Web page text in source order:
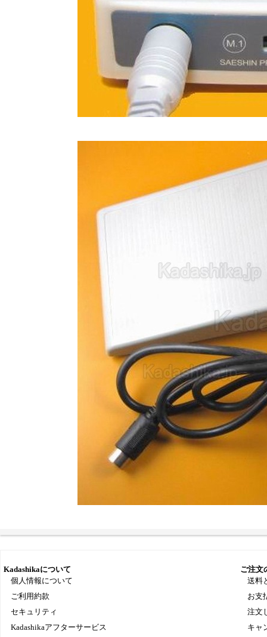
Kadashikaについて
個人情報について
ご利用約款
セキュリティ
Kadashikaアフターサービス
ご注文
送料
お支
注文
キャ